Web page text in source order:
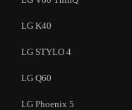
LG K40
LG STYLO 4
LG Q60
LG Phoenix 5